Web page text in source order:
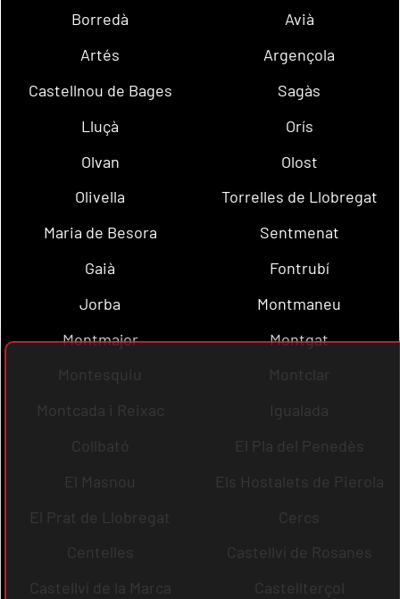
Borredà
Avià
Artés
Argençola
Castellnou de Bages
Sagàs
Lluçà
Orís
Olvan
Olost
Olivella
Torrelles de Llobregat
Maria de Besora
Sentmenat
Gaià
Fontrubí
Jorba
Montmaneu
Montmajor
Montgat
Montesquiu
Montclar
Montcada i Reixac
Igualada
Collbató
El Pla del Penedès
El Masnou
Els Hostalets de Pierola
El Prat de Llobregat
Cercs
Centelles
Castellví de Rosanes
Castellví de la Marca
Castellterçol